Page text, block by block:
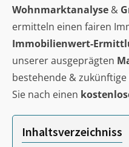
Wohnmarktanalyse &
ermitteln einen fairen
Immobilienwert-
unserer ausgeprägten
bestehende &
Sie nach einen
Inhaltsverzeichniss